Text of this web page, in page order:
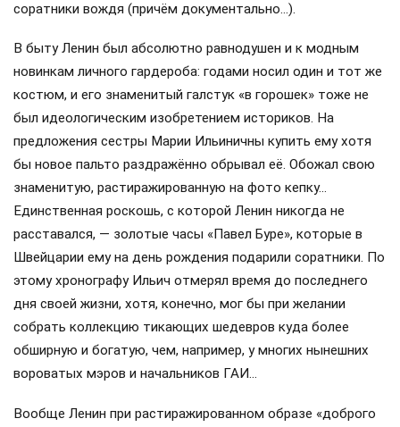
соратники вождя (причём документально…).
В быту Ленин был абсолютно равнодушен и к модным
новинкам личного гардероба: годами носил один и тот же
костюм, и его знаменитый галстук «в горошек» тоже не
был идеологическим изобретением историков. На
предложения сестры Марии Ильиничны купить ему хотя
бы новое пальто раздражённо обрывал её. Обожал свою
знаменитую, растиражированную на фото кепку…
Единственная роскошь, с которой Ленин никогда не
расставался, — золотые часы «Павел Буре», которые в
Швейцарии ему на день рождения подарили соратники. По
этому хронографу Ильич отмерял время до последнего
дня своей жизни, хотя, конечно, мог бы при желании
собрать коллекцию тикающих шедевров куда более
обширную и богатую, чем, например, у многих нынешних
вороватых мэров и начальников ГАИ…
Вообще Ленин при растиражированном образе «доброго